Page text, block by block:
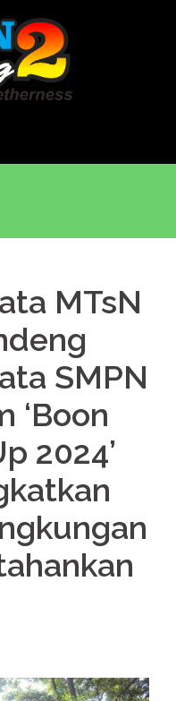
MTsN
SMPN
‘Boon
2024’